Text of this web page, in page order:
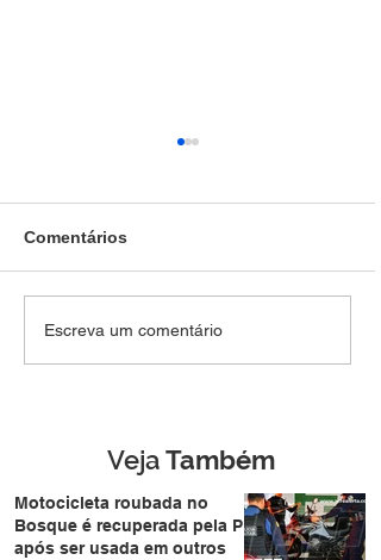
Jovem de 18 anos, é
Comentários
Escreva um comentário
VejaTambém
Motocicleta roubada no
Bosque é recuperada pela PM
após ser usada em outros